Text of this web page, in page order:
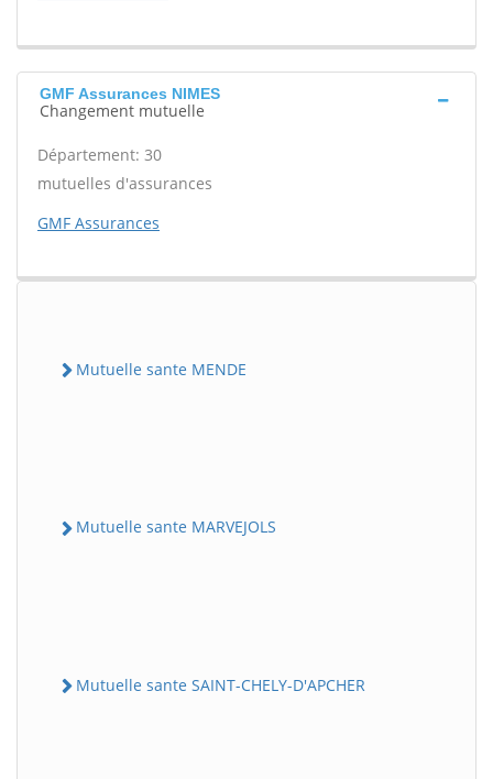
GMF Assurances NIMES
Changement mutuelle
Département: 30
mutuelles d'assurances
GMF Assurances
Mutuelle sante MENDE
Mutuelle sante MARVEJOLS
Mutuelle sante SAINT-CHELY-D'APCHER